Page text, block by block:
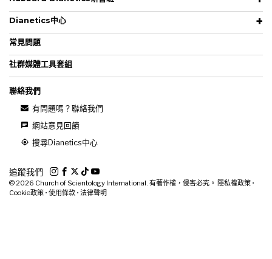
Dianetics中心
常見問題
社群媒體工具套組
聯絡我們
有問題嗎？聯絡我們
網站意見回饋
搜尋Dianetics中心
追蹤我們
© 2026 Church of Scientology International. 有著作權，侵害必究。 隱私權政策 •
Cookie政策 • 使用條款 • 法律聲明